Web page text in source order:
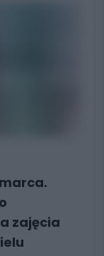
zajęcia